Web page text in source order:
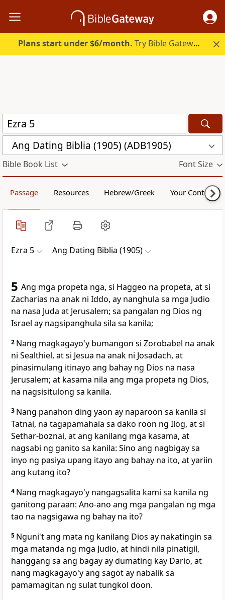
Plans start under $6/month. Try Bible Gateway Plus.
Ang Dating Biblia (1905) (ADB1905)
Bible Book List Font Size
Passage Resources Hebrew/Greek Your Content
Ezra 5 Ang Dating Biblia (1905)
5 Ang mga propeta nga, si Haggeo na propeta, at si
Zacharias na anak ni Iddo, ay nanghula sa mga Judio
na nasa Juda at Jerusalem; sa pangalan ng Dios ng
Israel ay nagsipanghula sila sa kanila;
2 Nang magkagayo'y bumangon si Zorobabel na anak
ni Sealthiel, at si Jesua na anak ni Josadach, at
pinasimulang itinayo ang bahay ng Dios na nasa
Jerusalem; at kasama nila ang mga propeta ng Dios,
na nagsisitulong sa kanila.
3 Nang panahon ding yaon ay naparoon sa kanila si
Tatnai, na tagapamahala sa dako roon ng Ilog, at si
Sethar-boznai, at ang kanilang mga kasama, at
nagsabi ng ganito sa kanila: Sino ang nagbigay sa
inyo ng pasiya upang itayo ang bahay na ito, at yariin
ang kutang ito?
4 Nang magkagayo'y nangagsalita kami sa kanila ng
ganitong paraan: Ano-ano ang mga pangalan ng mga
tao na nagsigawa ng bahay na ito?
5 Nguni't ang mata ng kanilang Dios ay nakatingin sa
mga matanda ng mga Judio, at hindi nila pinatigil,
hanggang sa ang bagay ay dumating kay Dario, at
nang magkagayo'y ang sagot ay nabalik sa
pamamagitan ng sulat tungkol doon.